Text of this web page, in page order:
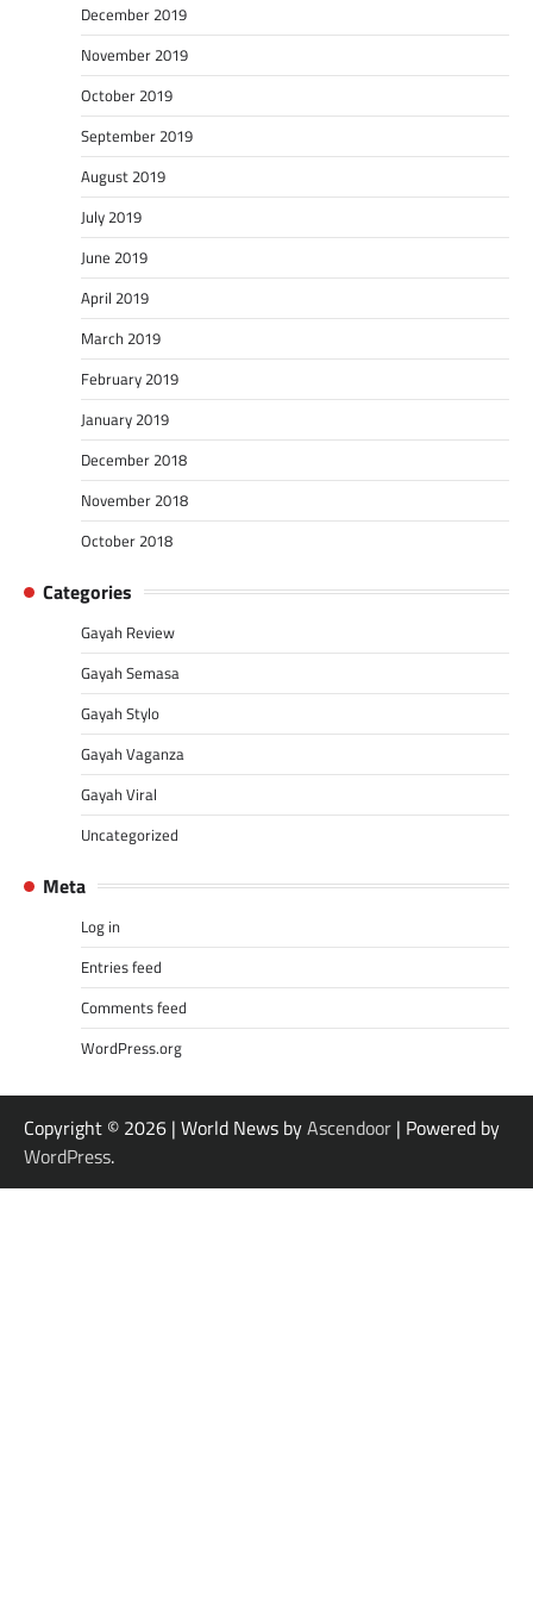
December 2019
November 2019
October 2019
September 2019
August 2019
July 2019
June 2019
April 2019
March 2019
February 2019
January 2019
December 2018
November 2018
October 2018
Categories
Gayah Review
Gayah Semasa
Gayah Stylo
Gayah Vaganza
Gayah Viral
Uncategorized
Meta
Log in
Entries feed
Comments feed
WordPress.org
Copyright © 2026 | World News byAscendoor | Powered by
WordPress.